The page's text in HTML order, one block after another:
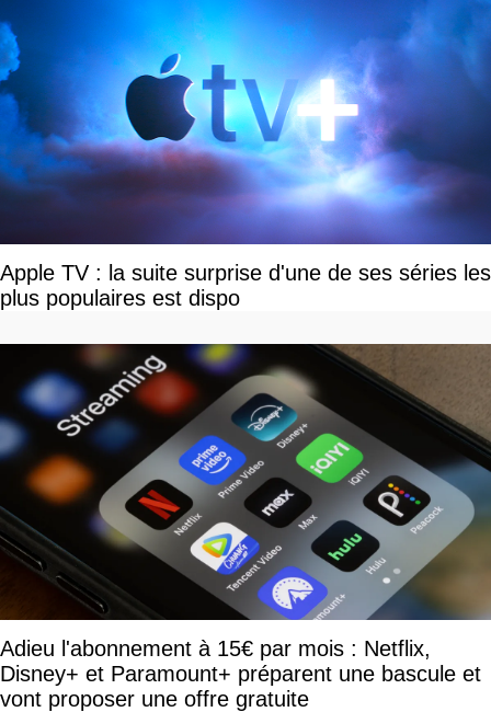
Apple TV : la suite surprise d'une de ses séries les
plus populaires est dispo
Adieu l'abonnement à 15€ par mois : Netflix,
Disney+ et Paramount+ préparent une bascule et
vont proposer une offre gratuite